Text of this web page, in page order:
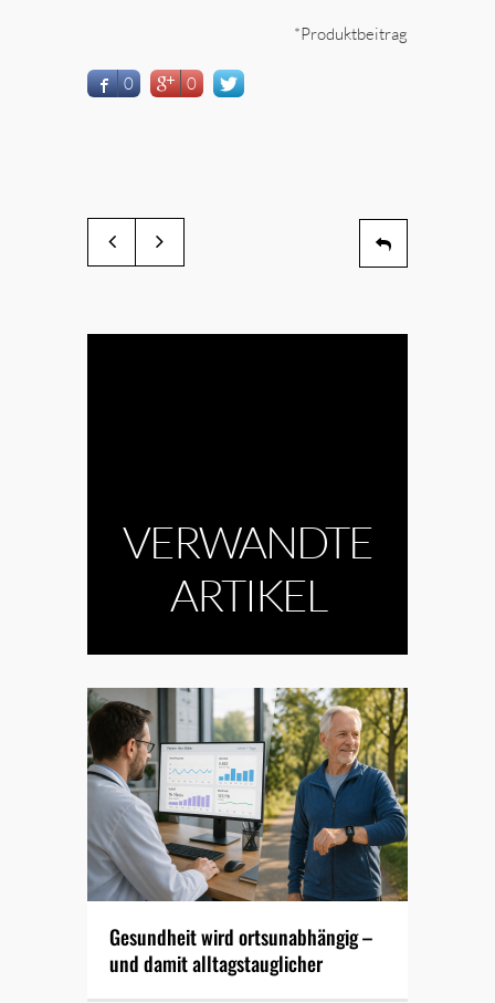
*Produktbeitrag
0 0
VERWANDTE
ARTIKEL
Gesundheit wird ortsunabhängig –
und damit alltagstauglicher